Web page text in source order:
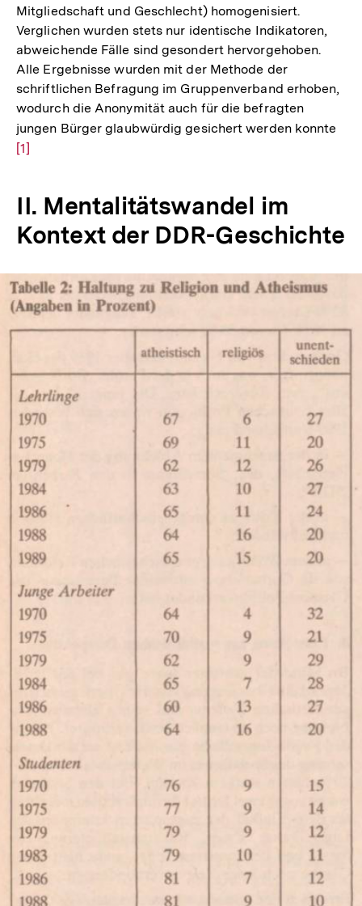
Mitgliedschaft und Geschlecht) homogenisiert.
Verglichen wurden stets nur identische Indikatoren,
abweichende Fälle sind gesondert hervorgehoben.
Alle Ergebnisse wurden mit der Methode der
schriftlichen Befragung im Gruppenverband erhoben,
wodurch die Anonymität auch für die befragten
jungen Bürger glaubwürdig gesichert werden konnte
[1]
II. Mentalitätswandel im
Kontext der DDR-Geschichte